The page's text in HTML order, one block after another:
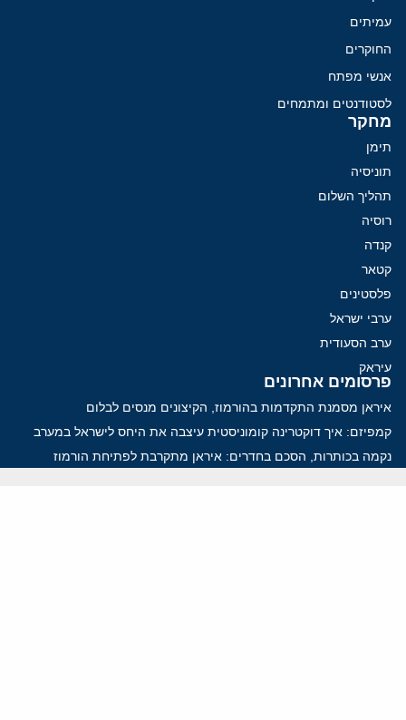
עמיתים
החוקרים
אנשי מפתח
לסטודנטים ומתמחים
מחקר
תימן
תוניסיה
תהליך השלום
רוסיה
קנדה
קטאר
פלסטינים
ערבי ישראל
ערב הסעודית
עיראק
פרסומים אחרונים
איראן מסמנת התקדמות בהורמוז, הקיצונים מנסים לבלום
קמפיזם: איך דוקטרינה קומוניסטית עיצבה את היחס לישראל במערב
נקמה בכותרות, הסכם בחדרים: איראן מתקרבת לפתיחת הורמוז